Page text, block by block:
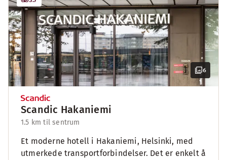
6
Scandic Hakaniemi
1.5 km til sentrum
Et moderne hotell i Hakaniemi, Helsinki, med
utmerkede transportforbindelser. Det er enkelt å